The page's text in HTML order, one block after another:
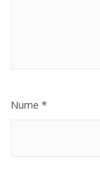
Nume *